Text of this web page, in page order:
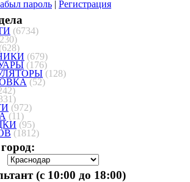
пароль | Регистрация
(6734)
(679)
(176)
(128)
(52)
(972)
(11)
(95)
(1812)
(с 10:00 до 18:00)